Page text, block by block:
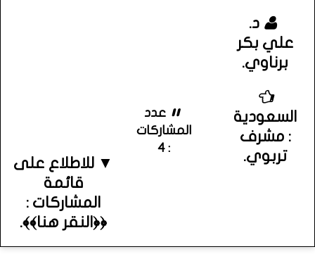
د.
علي بكر
برناوي.
السعودية
: مشرف
تربوي.
عدد
المشاركات
: 4
▼ للاطلاع على
قائمة
المشاركات :
﴿﴿النقر هنا﴾﴾.